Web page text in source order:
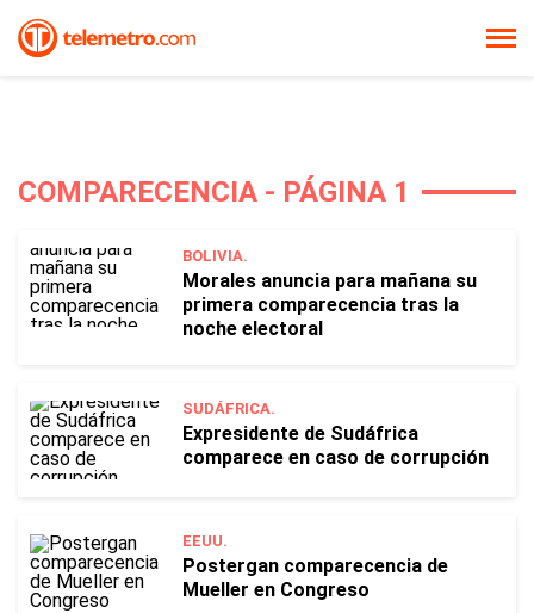
COMPARECENCIA - PÁGINA 1
BOLIVIA.
Morales anuncia para mañana su
primera comparecencia tras la
noche electoral
SUDÁFRICA.
Expresidente de Sudáfrica
comparece en caso de corrupción
EEUU.
Postergan comparecencia de
Mueller en Congreso